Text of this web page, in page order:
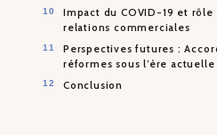
Impact du COVID-19 et rôle
relations commerciales
Perspectives futures :
réformes sous l’ère actuelle
Conclusion